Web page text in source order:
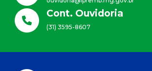
Cont. Ouvidoria
(31) 3595-8607